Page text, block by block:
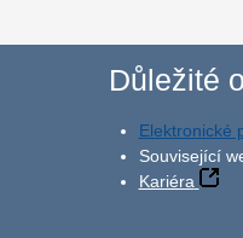
Důležité
Elektronické
Související
Kariéra